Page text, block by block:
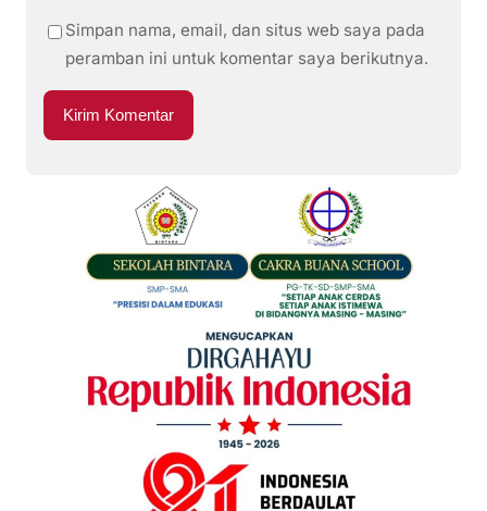
Simpan nama, email, dan situs web saya pada
peramban ini untuk komentar saya berikutnya.